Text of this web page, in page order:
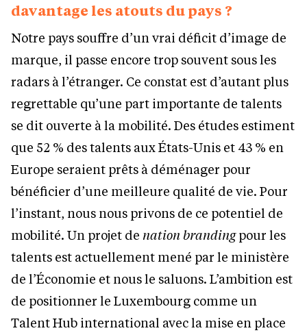
davantage les atouts du pays ?
Notre pays souffre d’un vrai déficit d’image de
marque, il passe encore trop souvent sous les
radars à l’étranger. Ce constat est d’autant plus
regrettable qu’une part importante de talents
se dit ouverte à la mobilité. Des études estiment
que 52 % des talents aux États-Unis et 43 % en
Europe seraient prêts à déménager pour
bénéficier d’une meilleure qualité de vie. Pour
l’instant, nous nous privons de ce potentiel de
mobilité. Un projet de nation brandingpour les
talents est actuellement mené par le ministère
de l’Économie et nous le saluons. L’ambition est
de positionner le Luxembourg comme un
Talent Hub international avec la mise en place